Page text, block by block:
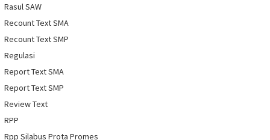
Rasul SAW
Recount Text SMA
Recount Text SMP
Regulasi
Report Text SMA
Report Text SMP
Review Text
RPP
Rpp Silabus Prota Promes